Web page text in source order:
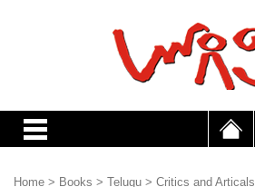
Home > Books > Telugu > Critics and Articals